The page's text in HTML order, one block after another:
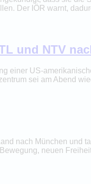
Der IÖR warnt,
und NTV
einer US-
sei am Abend
nach München und
neuen